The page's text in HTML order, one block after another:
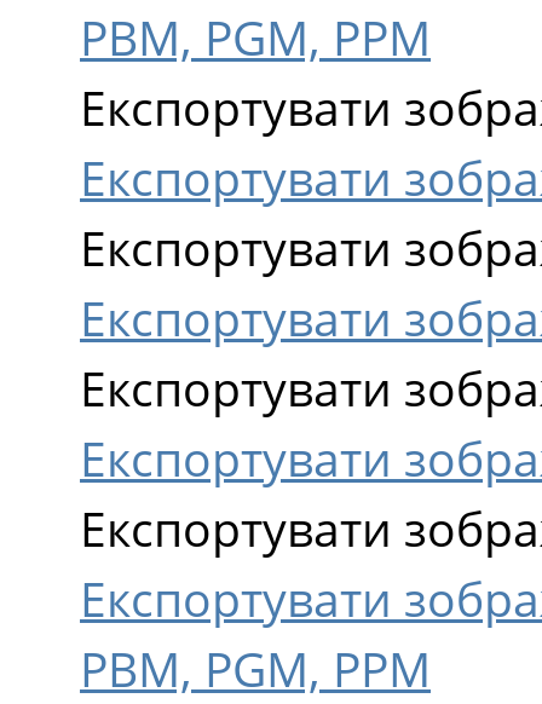
PBM, PGM, PPM
Експортувати
Експортувати
Експортувати
Експортувати
Експортувати
Експортувати
Експортувати
Експортувати
PBM, PGM, PPM